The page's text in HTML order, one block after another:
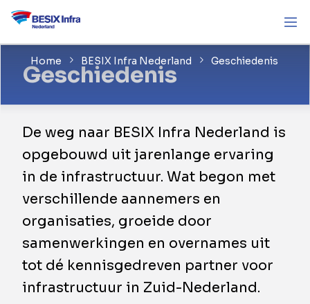
Home BESIX Infra Nederland Geschiedenis
Geschiedenis
De weg naar BESIX Infra Nederland is
opgebouwd uit jarenlange ervaring
in de infrastructuur. Wat begon met
verschillende aannemers en
organisaties, groeide door
samenwerkingen en overnames uit
tot dé kennisgedreven partner voor
infrastructuur in Zuid-Nederland.